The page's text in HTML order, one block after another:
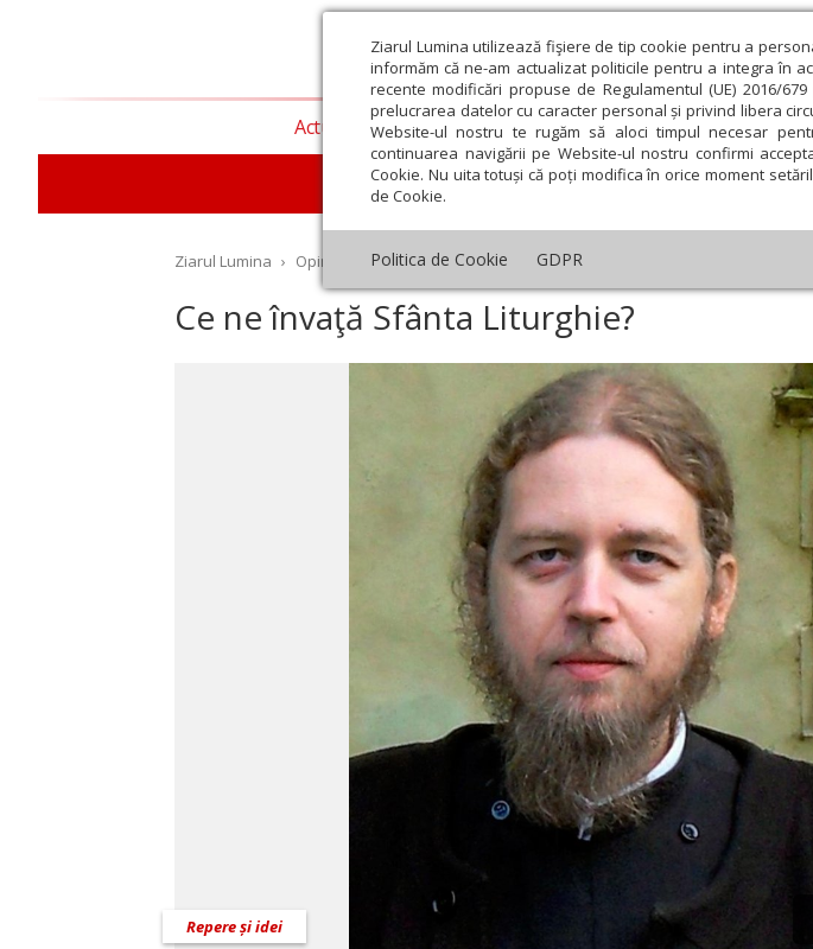
Ziarul Lumina utilizează fişiere de tip cookie pentru a
informăm că ne-am actualizat politicile pentru a integra în
recente modificări propuse de Regulamentul (UE) 2016/
prelucrarea datelor cu caracter personal și privind libera
Website-ul nostru te rugăm să aloci timpul necesar
continuarea navigării pe Website-ul nostru confirmi
Cookie. Nu uita totuși că poți modifica în orice moment
de Cookie.
Politica de Cookie GDPR
Actualitate religioasă Teologie și spiritualitate
Editorial Repere
Ziarul Lumina › Opinii Repere și idei › Ce ne învaţă Sfânta Liturghie?
Ce ne învaţă Sfânta Liturghie?
Repere și idei
Ianuarie Februarie Martie